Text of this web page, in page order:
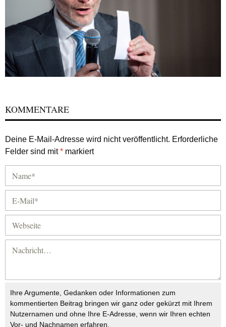
KOMMENTARE
Deine E-Mail-Adresse wird nicht veröffentlicht. Erforderliche
Felder sind mit* markiert
Ihre Argumente, Gedanken oder Informationen zum
kommentierten Beitrag bringen wir ganz oder gekürzt mit Ihrem
Nutzernamen und ohne Ihre E-Adresse, wenn wir Ihren echten
Vor- und Nachnamen erfahren.